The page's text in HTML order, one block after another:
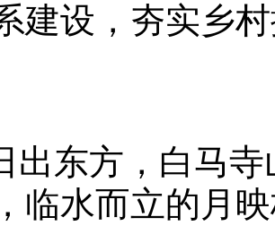
建设，夯实乡
出东方，白马
临水而立的月